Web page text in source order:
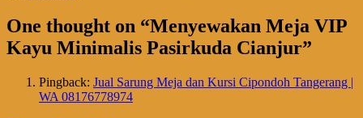
One thought on “Menyewakan Meja VIP
Kayu Minimalis Pasirkuda Cianjur”
Pingback: Jual Sarung Meja dan Kursi Cipondoh Tangerang |
WA 08176778974